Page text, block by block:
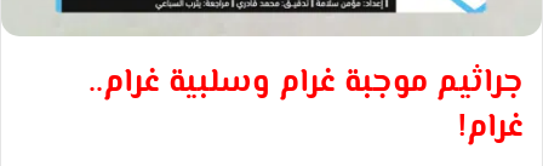
جراثيم موجبة غرام وسلبية غرام..
غرام!